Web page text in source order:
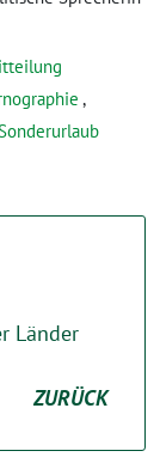
,
Länder
ZURÜCK